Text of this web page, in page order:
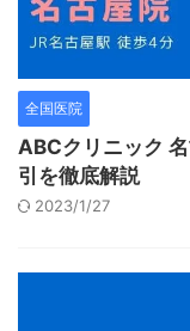
全国医院
ABCクリニック
引を徹底解説
2023/1/27